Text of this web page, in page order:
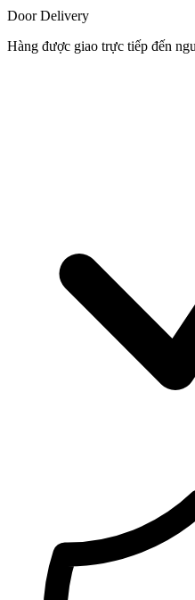
Door Delivery
Hàng được giao trực tiếp đến